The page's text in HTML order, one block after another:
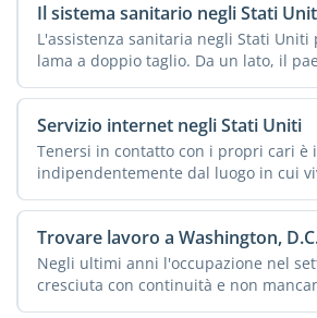
Il sistema sanitario negli Stati
L'assistenza sanitaria negli Stati Uniti
lama a doppio taglio. Da un lato, il
Servizio internet negli Stati Uniti
Tenersi in contatto con i propri cari è
indipendentemente dal luogo in cui
Trovare lavoro a Washington,
Negli ultimi anni l'occupazione nel
cresciuta con continuità e non